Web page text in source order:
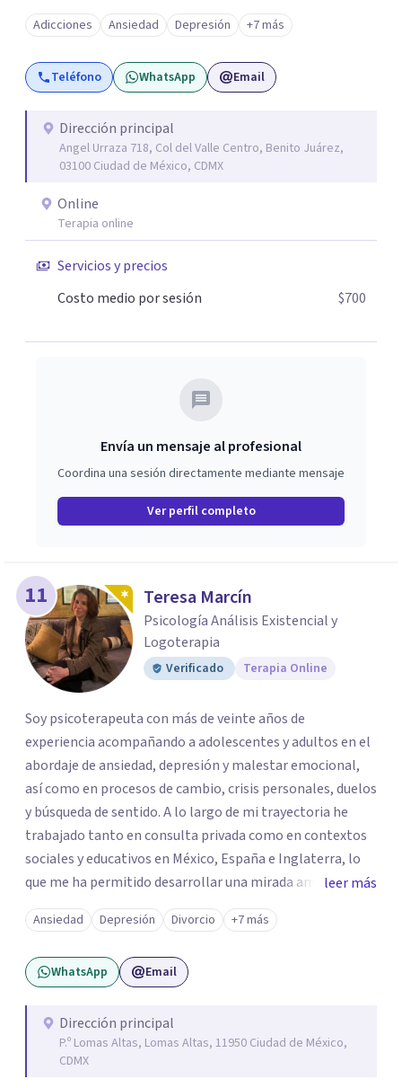
emociones; encontrar en la novedad otra forma de
responder a ellas y enfrentarlas hoy es a lo que te invito.
Reinventarse es una opción. La relación que
construyamos tú y yo basada en la confianza, honestidad
Aceptación y cambio a través de la empatía con nosotros
y el mundo. Un ambiente que no juzga, un lugar seguro
para hablar de aquello que nos resistimos a aceptar. Sé
del profundo vacío que deja la muerte de un ser querido o
la pérdida de una mascota; lo devastador que es separarte
de quien amas o la frustración al perder un proyecto de
vida; pero también sé, que puedes manejar lo que sientes,
transformarlo y reinventarte. La ansiedad puede
experiencia ¿Cómo es ser tú?
Adicciones Ansiedad Depresión +7 más
Teléfono WhatsApp Email
Dirección principal
Angel Urraza 718, Col del Valle Centro, Benito Juárez,
03100 Ciudad de México, CDMX
Online
Terapia online
Servicios y precios
Costo medio por sesión
$700
Envía un mensaje al profesional
Coordina una sesión directamente mediante mensaje
Ver perfil completo
11 Teresa Marcín
Psicología Análisis Existencial y
Logoterapia
Verificado Terapia Online
Soy psicoterapeuta con más de veinte años de
experiencia acompañando a adolescentes y adultos en el
abordaje de ansiedad, depresión y malestar emocional,
así como en procesos de cambio, crisis personales, duelos
y búsqueda de sentido. A lo largo de mi trayectoria he
trabajado tanto en consulta privada como en contextos
sociales y educativos en México, España e Inglaterra, lo
que me ha permitido desarrollar una mirada amplia,
sensible y profundamente humana del sufrimiento
psicológico. Trabajo desde un enfoque integral que
combina la Psicología Existencial, la Logoterapia, el
Análisis Conductual y la Terapia Dialéctico Conductual.
a personas que atraviesan ansiedad persistente, estados
depresivos, agotamiento emocional, pensamientos
negativos recurrentes o dificultades para regular sus
leer más
Ansiedad Depresión Divorcio +7 más
WhatsApp Email
Dirección principal
P.º Lomas Altas, Lomas Altas, 11950 Ciudad de México,
CDMX